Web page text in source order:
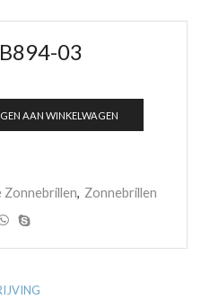
03
AAN WINKELWAGEN
Zonnebrillen, Zonnebrillen